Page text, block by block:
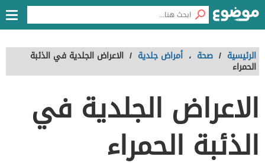
الرئيسية / صحة ، أمراض جلدية / الاعراض الجلدية في الذئبة
الحمراء
الاعراض الجلدية في
الذئبة الحمراء